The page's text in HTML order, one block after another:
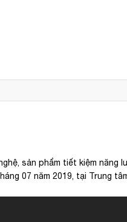
sản phẩm tiết kiệm năng
07 năm 2019, tại Trung